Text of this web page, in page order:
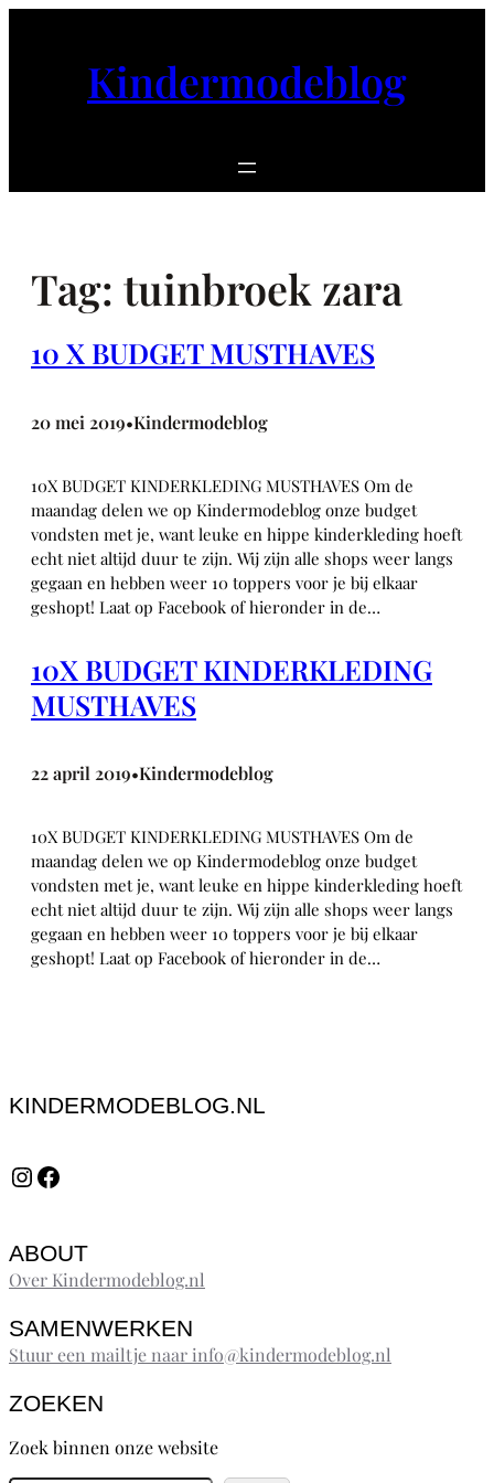
Kindermodeblog
Tag: tuinbroek zara
10 X BUDGET MUSTHAVES
20 mei 2019•Kindermodeblog
10X BUDGET KINDERKLEDING MUSTHAVES Om de
maandag delen we op Kindermodeblog onze budget
vondsten met je, want leuke en hippe kinderkleding hoeft
echt niet altijd duur te zijn. Wij zijn alle shops weer langs
gegaan en hebben weer 10 toppers voor je bij elkaar
geshopt! Laat op Facebook of hieronder in de…
10X BUDGET KINDERKLEDING
MUSTHAVES
22 april 2019•Kindermodeblog
10X BUDGET KINDERKLEDING MUSTHAVES Om de
maandag delen we op Kindermodeblog onze budget
vondsten met je, want leuke en hippe kinderkleding hoeft
echt niet altijd duur te zijn. Wij zijn alle shops weer langs
gegaan en hebben weer 10 toppers voor je bij elkaar
geshopt! Laat op Facebook of hieronder in de…
KINDERMODEBLOG.NL
InstagramFacebook
ABOUT
Over Kindermodeblog.nl
SAMENWERKEN
Stuur een mailtje naar info@kindermodeblog.nl
ZOEKEN
Zoek binnen onze website